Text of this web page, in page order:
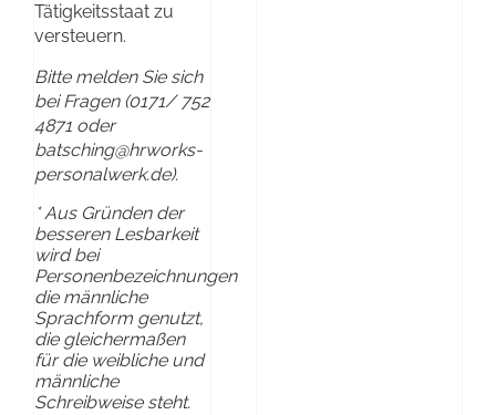
Tätigkeitsstaat zu
versteuern.
Bitte melden Sie sich
bei Fragen (0171/ 752
4871 oder
batsching@hrworks-
personalwerk.de).
* Aus Gründen der
besseren Lesbarkeit
wird bei
Personenbezeichnungen
die männliche
Sprachform genutzt,
die gleichermaßen
für die weibliche und
männliche
Schreibweise steht.